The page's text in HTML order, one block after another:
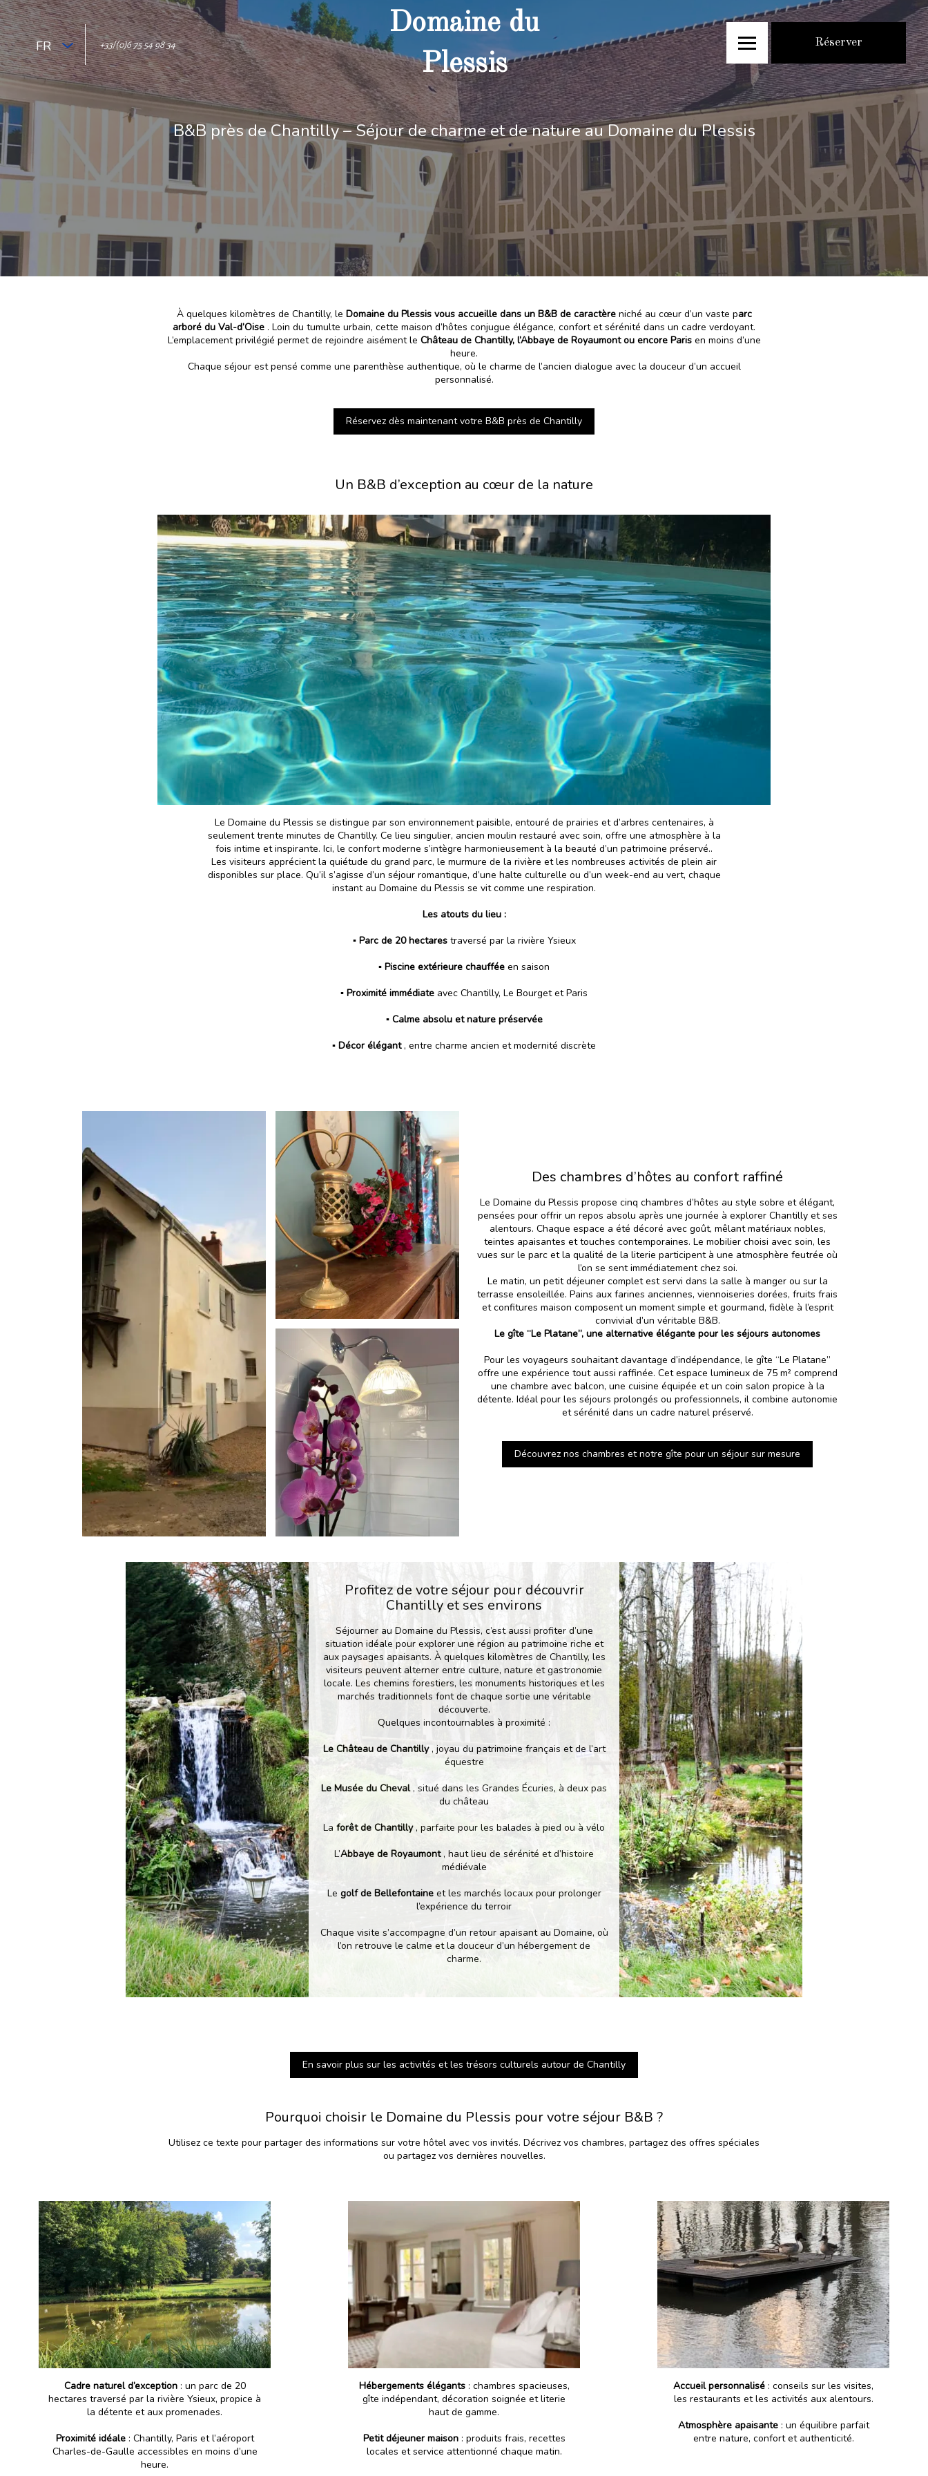
FR +33/(0)6 75 54 98 34
Domaine du
Plessis
Réserver
B&B près de Chantilly – Séjour de charme et de nature au Domaine du Plessis
À quelques kilomètres de Chantilly, le Domaine du Plessis vous accueille dans un B&B de caractèreniché au cœur d’un vaste parc
arboré du Val-d’Oise . Loin du tumulte urbain, cette maison d’hôtes conjugue élégance, confort et sérénité dans un cadre verdoyant.
L’emplacement privilégié permet de rejoindre aisément le Château de Chantilly, l’Abbaye de Royaumont ou encore Paris en moins d’une
heure.
Chaque séjour est pensé comme une parenthèse authentique, où le charme de l’ancien dialogue avec la douceur d’un accueil
personnalisé.
Réservez dès maintenant votre B&B près de Chantilly
Un B&B d’exception au cœur de la nature
Le Domaine du Plessis se distingue par son environnement paisible, entouré de prairies et d’arbres centenaires, à
seulement trente minutes de Chantilly. Ce lieu singulier, ancien moulin restauré avec soin, offre une atmosphère à la
fois intime et inspirante. Ici, le confort moderne s’intègre harmonieusement à la beauté d’un patrimoine préservé..
Les visiteurs apprécient la quiétude du grand parc, le murmure de la rivière et les nombreuses activités de plein air
disponibles sur place. Qu’il s’agisse d’un séjour romantique, d’une halte culturelle ou d’un week-end au vert, chaque
instant au Domaine du Plessis se vit comme une respiration.
Les atouts du lieu :
▪️ Parc de 20 hectarestraversé par la rivière Ysieux
▪️ Piscine extérieure chauffée en saison
▪️ Proximité immédiate avec Chantilly, Le Bourget et Paris
▪️ Calme absolu et nature préservée
▪️ Décor élégant, entre charme ancien et modernité discrète
Des chambres d’hôtes au confort raffiné
Le Domaine du Plessis propose cinq chambres d’hôtes au style sobre et élégant,
pensées pour offrir un repos absolu après une journée à explorer Chantilly et ses
alentours. Chaque espace a été décoré avec goût, mêlant matériaux nobles,
teintes apaisantes et touches contemporaines. Le mobilier choisi avec soin, les
vues sur le parc et la qualité de la literie participent à une atmosphère feutrée où
l’on se sent immédiatement chez soi.
Le matin, un petit déjeuner complet est servi dans la salle à manger ou sur la
terrasse ensoleillée. Pains aux farines anciennes, viennoiseries dorées, fruits frais
et confitures maison composent un moment simple et gourmand, fidèle à l’esprit
convivial d’un véritable B&B.
Le gîte “Le Platane”, une alternative élégante pour les séjours autonomes
Pour les voyageurs souhaitant davantage d’indépendance, le gîte “Le Platane”
offre une expérience tout aussi raffinée. Cet espace lumineux de 75 m² comprend
une chambre avec balcon, une cuisine équipée et un coin salon propice à la
détente. Idéal pour les séjours prolongés ou professionnels, il combine autonomie
et sérénité dans un cadre naturel préservé.
Découvrez nos chambres et notre gîte pour un séjour sur mesure
Profitez de votre séjour pour découvrir
Chantilly et ses environs
Séjourner au Domaine du Plessis, c’est aussi profiter d’une
situation idéale pour explorer une région au patrimoine riche et
aux paysages apaisants. À quelques kilomètres de Chantilly, les
visiteurs peuvent alterner entre culture, nature et gastronomie
locale. Les chemins forestiers, les monuments historiques et les
marchés traditionnels font de chaque sortie une véritable
découverte.
Quelques incontournables à proximité :
Le Château de Chantilly, joyau du patrimoine français et de l’art
équestre
Le Musée du Cheval, situé dans les Grandes Écuries, à deux pas
du château
La forêt de Chantilly, parfaite pour les balades à pied ou à vélo
L’Abbaye de Royaumont, haut lieu de sérénité et d’histoire
médiévale
Le golf de Bellefontaineet les marchés locaux pour prolonger
l’expérience du terroir
Chaque visite s’accompagne d’un retour apaisant au Domaine, où
l’on retrouve le calme et la douceur d’un hébergement de
charme.
En savoir plus sur les activités et les trésors culturels autour de Chantilly
Pourquoi choisir le Domaine du Plessis pour votre séjour B&B ?
Utilisez ce texte pour partager des informations sur votre hôtel avec vos invités. Décrivez vos chambres, partagez des offres spéciales
ou partagez vos dernières nouvelles.
Cadre naturel d’exception: un parc de 20
hectares traversé par la rivière Ysieux, propice à
la détente et aux promenades.
Proximité idéale: Chantilly, Paris et l’aéroport
Charles-de-Gaulle accessibles en moins d’une
heure.
Hébergements élégants : chambres spacieuses,
gîte indépendant, décoration soignée et literie
haut de gamme.
Petit déjeuner maison : produits frais, recettes
locales et service attentionné chaque matin.
Accueil personnalisé : conseils sur les visites,
les restaurants et les activités aux alentours.
Atmosphère apaisante : un équilibre parfait
entre nature, confort et authenticité.